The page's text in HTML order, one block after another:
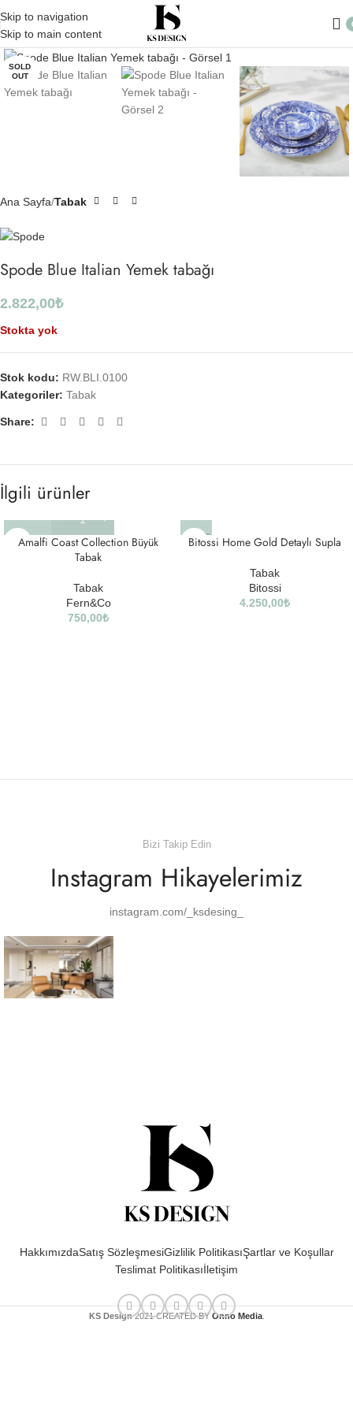
Skip to navigation
Skip to main content
SOLD
OUT
Click to enlarge
Ana Sayfa Tabak
Spode Blue Italian Yemek tabağı
2.822,00₺
Stokta yok
Stok kodu: RW.BLI.0100
Kategoriler: Tabak
Share:
İlgili ürünler
Amalfi Coast Collection Büyük
Tabak
Tabak
Fern&Co
750,00₺
SOLD
OUT
Bitossi Home Gold Detaylı Supla
Tabak
Bitossi
4.250,00₺
Bizi Takip Edin
Instagram Hikayelerimiz
instagram.com/_ksdesing_
HakkımızdaSatış SözleşmesiGizlilik PolitikasıŞartlar ve Koşullar
Teslimat Politikasıİletişim
KS Design 2021 CREATED BY Onno Media.